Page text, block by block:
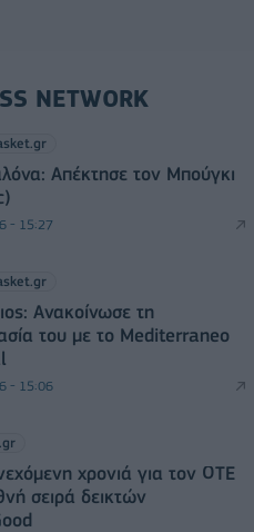
NETWORK
Απέκτησε τον Μπούγκι
- 15:27
Ανακοίνωσε τη
του με το Mediterraneo
- 15:06
χρονιά για τον ΟΤΕ
σειρά δεικτών